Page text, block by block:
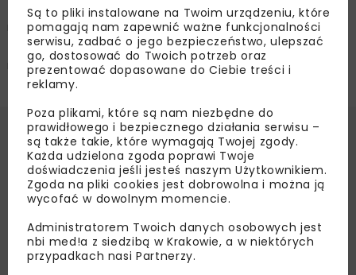
z komponentów lotniczego oraz kolejowego, opartych
na koncepcji tzw. szprych komunikacyjnych
zapewniających szybki transport do CPK z różnych
regionów kraju.
Źródło:Newseria.pl
CENTRALNY PORT KOMUNIKACYJNY
INFRASTRUKTURA LOTNICZA
LOTNISKO MODLIN
TRANSPORT LOTNICZY
Są to pliki instalowane na Twoim urządzeniu, które
pomagają nam zapewnić ważne funkcjonalności
serwisu, zadbać o jego bezpieczeństwo, ulepszać
go, dostosować do Twoich potrzeb oraz
prezentować dopasowane do Ciebie treści i
reklamy.
Poza plikami, które są nam niezbędne do
prawidłowego i bezpiecznego działania serwisu –
są także takie, które wymagają Twojej zgody.
Każda udzielona zgoda poprawi Twoje
doświadczenia jeśli jesteś naszym Użytkownikiem.
Zgoda na pliki cookies jest dobrowolna i można ją
wycofać w dowolnym momencie.
Administratorem Twoich danych osobowych jest
nbi med!a z siedzibą w Krakowie, a w niektórych
przypadkach nasi Partnerzy.